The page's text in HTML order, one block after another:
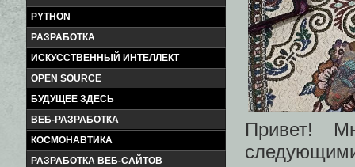
PYTHON
РАЗРАБОТКА
ИСКУССТВЕННЫЙ ИНТЕЛЛЕКТ
OPEN SOURCE
БУДУЩЕЕ ЗДЕСЬ
ВЕБ-РАЗРАБОТКА
КОСМОНАВТИКА
РАЗРАБОТКА ВЕБ-САЙТОВ
Привет!